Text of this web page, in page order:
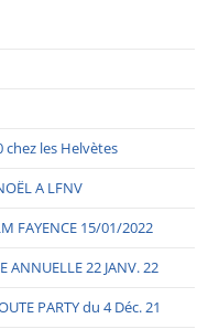
chez les Helvètes
A LFNV
FAYENCE 15/01/2022
ANNUELLE 22 JANV. 22
PARTY du 4 Déc. 21